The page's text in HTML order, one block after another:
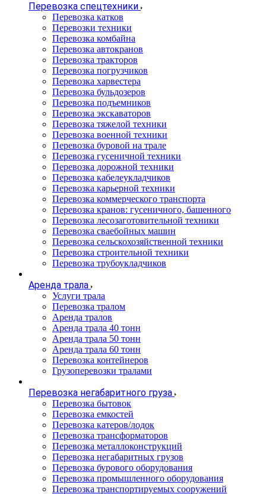
Перевозка спецтехники
Перевозка катков
Перевозки техники
Перевозка комбайна
Перевозка автокранов
Перевозка тракторов
Перевозка погрузчиков
Перевозка харвестера
Перевозка бульдозеров
Перевозка подъемников
Перевозка экскаваторов
Перевозка тяжелой техники
Перевозка военной техники
Перевозка буровой на трале
Перевозка гусеничной техники
Перевозка дорожной техники
Перевозка кабелеукладчиков
Перевозка карьерной техники
Перевозка коммерческого транспорта
Перевозка кранов: гусеничного, башенного
Перевозка лесозаготовительной техники
Перевозка сваебойных машин
Перевозка сельскохозяйственной техники
Перевозка строительной техники
Перевозка трубоукладчиков
Аренда трала
Услуги трала
Перевозка тралом
Аренда тралов
Аренда трала 40 тонн
Аренда трала 50 тонн
Аренда трала 60 тонн
Перевозка контейнеров
Грузоперевозки тралами
Перевозка негабаритного груза
Перевозка бытовок
Перевозка емкостей
Перевозка катеров/лодок
Перевозка трансформаторов
Перевозка металлоконструкций
Перевозка негабаритных грузов
Перевозка бурового оборудования
Перевозка промышленного оборудования
Перевозка транспортируемых сооружений